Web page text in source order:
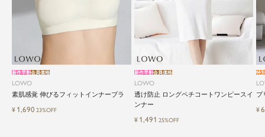
LOWO
素肌感覚 伸びるフィットインナーブラ
新作早割会員価格
¥ 1,690 23%OFF
LOWO
透け防止 ロングペチコートワンピースイ
ンナー
新作早割会員価格
¥ 1,491 25%OFF
プ
特
¥